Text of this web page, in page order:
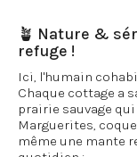
🪴 Nature &
refuge !
Ici, l'humain
Chaque cottage a
prairie sauvage
Marguerites,
même une mante